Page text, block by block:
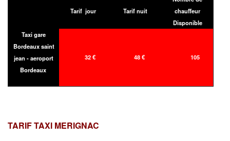
Tarif jour Tarif nuit
chauffeur
Disponible
Taxi gare
Bordeaux saint
jean - aeroport
Bordeaux
32 € 48 € 105
TARIF TAXI MERIGNAC